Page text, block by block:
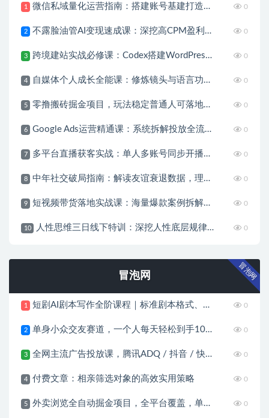
1 微信私域量化运营指南：搭建账号基建打造热号，脱敏风控规避运营各类高危风险 0
2 不露脸油管AI变现速成课：深挖高CPM盈利领域，零出镜打造YouTube稳定收益账号 0
3 跨境建站实战必修课：Codex搭建WordPress站点，关键词外链打造谷歌流量阵地 0
4 自媒体个人成长全能课：修炼镜头与语言功底，巧用AI做内容打造个人自媒体IP 0
5 零撸搬砖掘金项目，玩法稳定普通人可落地的长期副业，月收益轻松10000+ 0
6 Google Ads运营精通课：系统拆解投放全流程，优化账户提升广告投产回报率 0
7 多平台直播获客实战：单人多账号同步开播，一份时间撬动多渠道精准流量 0
8 中年社交破局指南：解读友谊衰退数据，理清35岁后难交真心朋友的根源 0
9 短视频带货落地实战课：海量爆款案例拆解，掌握拍摄剪辑与带货脚本创作技巧 0
10 人性思维三日线下特训：深挖人性底层规律，识人设防、布局变现抓流量风口 0
冒泡网 冒泡网
1 短剧AI剧本写作全阶课程｜标准剧本格式、AI写剧指令、投稿过稿技巧、网文改编、主线剧情把控、审稿避坑全套实操教学 0
2 单身小众交友赛道，一个人每天轻松到手1000+，落地快、见效稳 0
3 全网主流广告投放课，腾讯ADQ / 抖音 / 快手 / B 站实操教学，手把手教投手赚钱变现，全套变现拆解稳定出单 0
4 付费文章：相亲筛选对象的高效实用策略 0
5 外卖浏览全自动掘金项目，全平台覆盖，单窗口一天30+，可批量矩阵做，轻松日入500+ 0